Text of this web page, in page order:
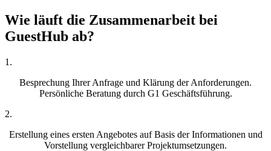
Wie läuft die Zusammenarbeit bei
GuestHub ab?
1.
Besprechung Ihrer Anfrage und Klärung der Anforderungen.
Persönliche Beratung durch G1 Geschäftsführung.
2.
Erstellung eines ersten Angebotes auf Basis der Informationen und
Vorstellung vergleichbarer Projektumsetzungen.